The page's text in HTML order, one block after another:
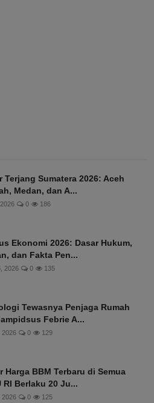
Terjang Sumatera 2026: Aceh
Medan, dan A...
0 186
Ekonomi 2026: Dasar Hukum,
dan Fakta Pen...
2026 0 135
Tewasnya Penjaga Rumah
Febrie A...
2026 0 129
Harga BBM Terbaru di Semua
RI Berlaku 20 Ju...
2026 0 125